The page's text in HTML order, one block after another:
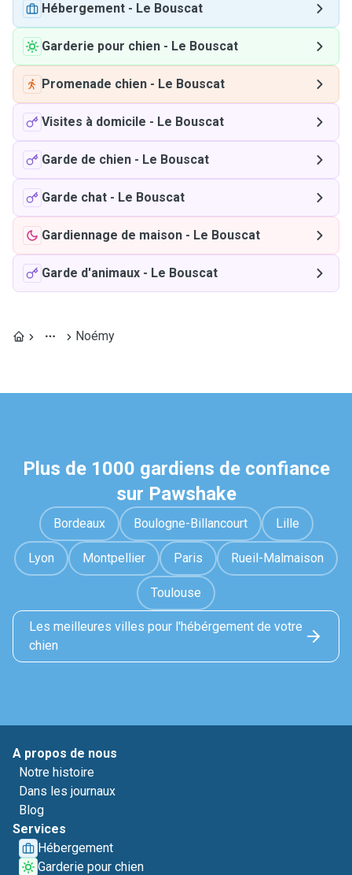
Hébergement - Le Bouscat
Garderie pour chien - Le Bouscat
Promenade chien - Le Bouscat
Visites à domicile - Le Bouscat
Garde de chien - Le Bouscat
Garde chat - Le Bouscat
Gardiennage de maison - Le Bouscat
Garde d'animaux - Le Bouscat
Noémy
Plus de 1000 gardiens de confiance
sur Pawshake
Bordeaux Boulogne-Billancourt Lille
Lyon Montpellier Paris Rueil-Malmaison
Toulouse
Les meilleures villes pour l'hébérgement de votre
chien
A propos de nous
Notre histoire
Dans les journaux
Blog
Services
Hébergement
Garderie pour chien